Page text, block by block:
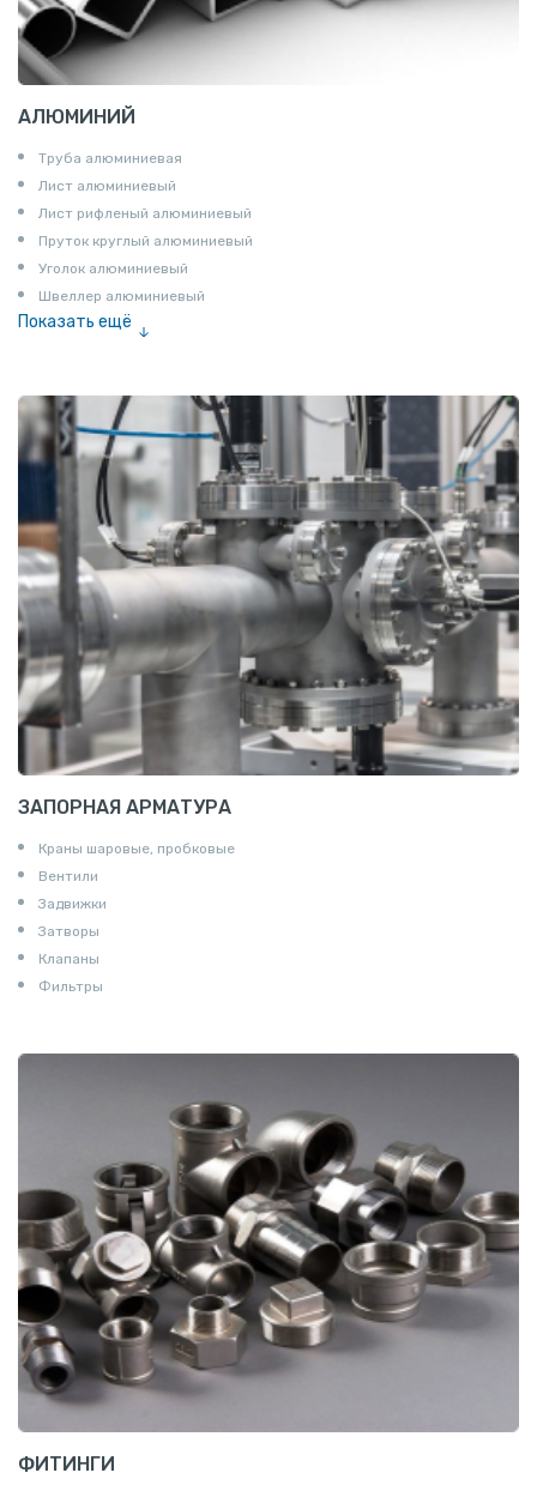
АЛЮМИНИЙ
Труба алюминиевая
Лист алюминиевый
Лист рифленый алюминиевый
Пруток круглый алюминиевый
Уголок алюминиевый
Швеллер алюминиевый
Показать ещё
Шина электротехническая
Алюминиевая плита
Z профиль алюминиевый
Т профиль алюминиевый
Пруток квадратный алюминиевый
Полоса алюминиевая
Пруток шестигранный алюминиевый
ЗАПОРНАЯ АРМАТУРА
Краны шаровые, пробковые
Вентили
Задвижки
Затворы
Клапаны
Фильтры
ФИТИНГИ